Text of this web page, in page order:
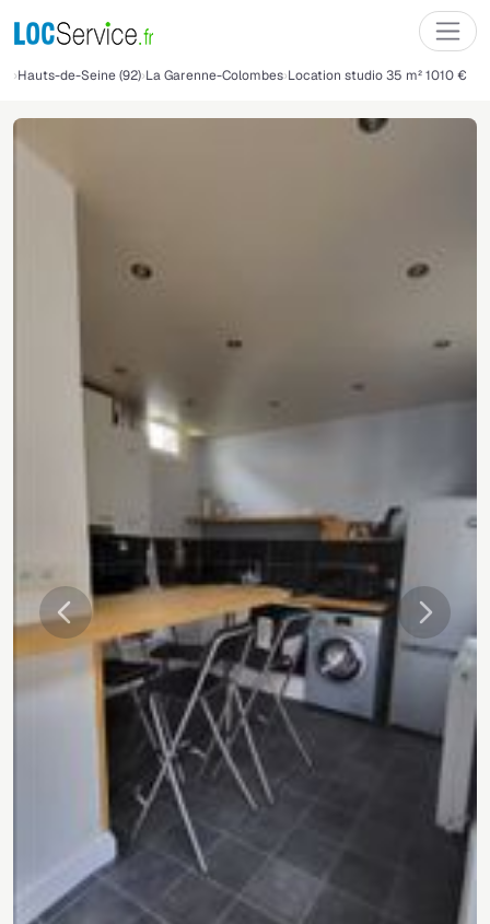
Hauts-de-Seine (92) La Garenne-Colombes Location studio 35 m² 1010 €
Précédente